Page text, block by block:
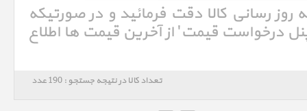
روز رسانی کالا دقت فرمائید و در صورتیکه
درخواست قیمت' از آخرین قیمت ها اطلاع
تعداد کالا در نتیجه جستجو : 190 عدد